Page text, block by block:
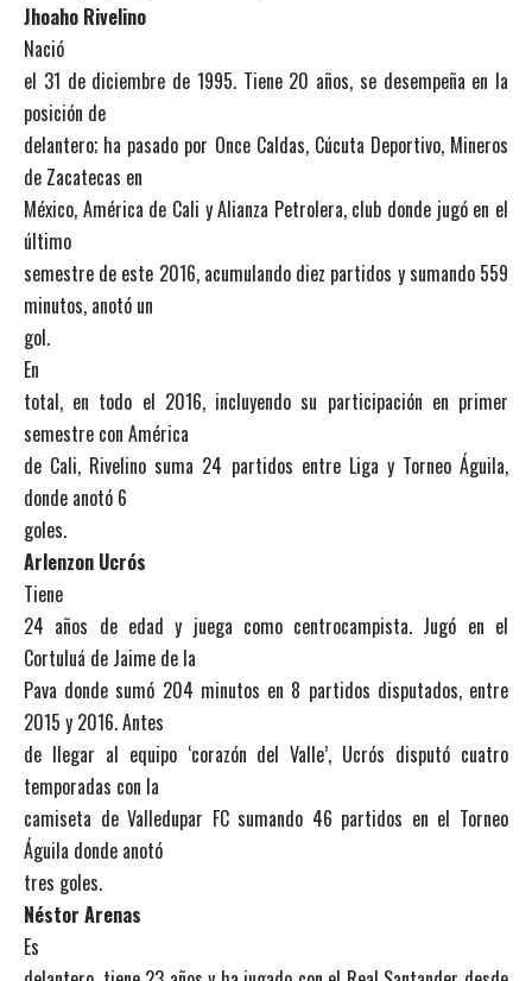
Jhoaho Rivelino
Nació
el 31 de diciembre de 1995. Tiene 20 años, se desempeña en la
posición de
delantero; ha pasado por Once Caldas, Cúcuta Deportivo, Mineros
de Zacatecas en
México, América de Cali y Alianza Petrolera, club donde jugó en el
último
semestre de este 2016, acumulando diez partidos y sumando 559
minutos, anotó un
gol.
En
total, en todo el 2016, incluyendo su participación en primer
semestre con América
de Cali, Rivelino suma 24 partidos entre Liga y Torneo Águila,
donde anotó 6
goles.
Arlenzon Ucrós
Tiene
24 años de edad y juega como centrocampista. Jugó en el
Cortuluá de Jaime de la
Pava donde sumó 204 minutos en 8 partidos disputados, entre
2015 y 2016. Antes
de llegar al equipo ‘corazón del Valle’, Ucrós disputó cuatro
temporadas con la
camiseta de Valledupar FC sumando 46 partidos en el Torneo
Águila donde anotó
tres goles.
Néstor Arenas
Es